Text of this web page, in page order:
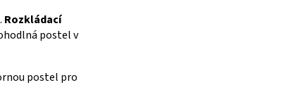
Rozkládací
postel v
postel pro